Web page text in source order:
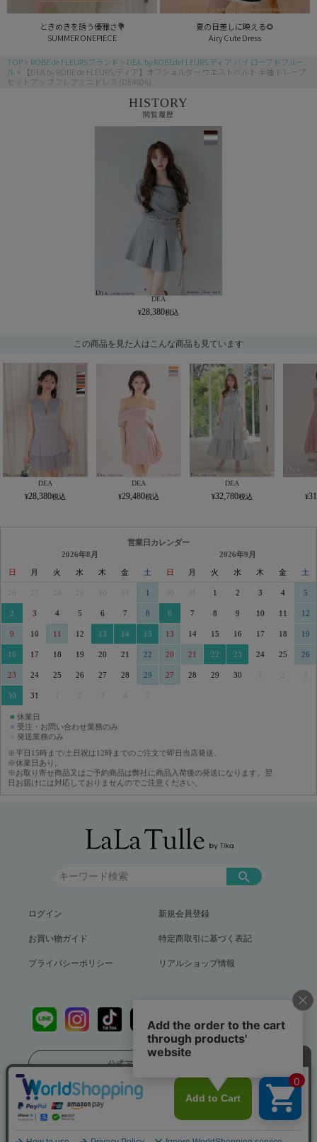
ときめきを誘う優雅さ💐
SUMMER ONEPIECE
夏の日差しに映える🌻
Airy Cute Dress
TOP ROBE de FLEURSブランド
DEA. by ROBEdeFLEURS ディア バイ ローブドフルー
ル
【DEA.by ROBE de FLEURS/ディア】オフショルダー ウエストベルト 半袖 ドレープ
セットアップ フレアミニドレス (DE4606)
HISTORY
閲覧履歴
DEA
28,380
この商品を見た人はこんな商品も見ています
DEA
28,380
DEA
29,480
DEA
32,780
営業日カレンダー
2026年8月
日 月 火 水 木 金 土
29 30 31 1
2 3 4 5 6 7 8
9 10 11 12 13 14 15
16 17 18 19 20 21 22
23 24 25 26 27 28 29
30 31 3 5
2026年9月
日 月 火 水 木 金 土
30 31 1 2 3 4 5
6 7 8 9 10 11 12
13 14 15 16 17 18 19
20 21 22 23 24 25 26
27 28 29 30 3
■ 休業日
■ 受注・お問い合わせ業務のみ
■ 発送業務のみ
※平日15時まで/土日祝は12時までのご注文で即日当店発送。
※休業日あり。
※お取り寄せ商品又はご予約商品は弊社に商品入荷後の発送になります。翌
日お届けには対応しておりませんのでご注意ください。
ログイン 新規会員登録
お買い物ガイド 特定商取引に基づく表記
プライバシーポリシー リアルショップ情報
公式アプリをダウンロード
送料799円（沖縄、離島を除く）12,000円以上で送料無料